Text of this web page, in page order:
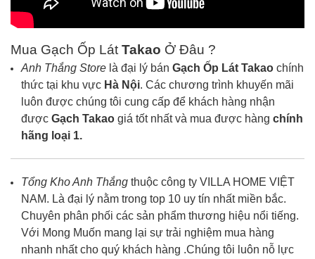
Mua Gạch Ốp Lát Takao Ở Đâu ?
Anh Thắng Store là đại lý bán Gạch Ốp Lát Takao chính
thức tại khu vực Hà Nội. Các chương trình khuyến mãi
luôn được chúng tôi cung cấp để khách hàng nhận
được Gạch Takao giá tốt nhất và mua được hàng chính
hãng loại 1.
Tổng Kho Anh Thắng thuộc công ty VILLA HOME VIỆT
NAM. Là đại lý nằm trong top 10 uy tín nhất miền bắc.
Chuyên phân phối các sản phẩm thương hiệu nổi tiếng.
Với Mong Muốn mang lại sự trải nghiệm mua hàng
nhanh nhất cho quý khách hàng .Chúng tôi luôn nỗ lực